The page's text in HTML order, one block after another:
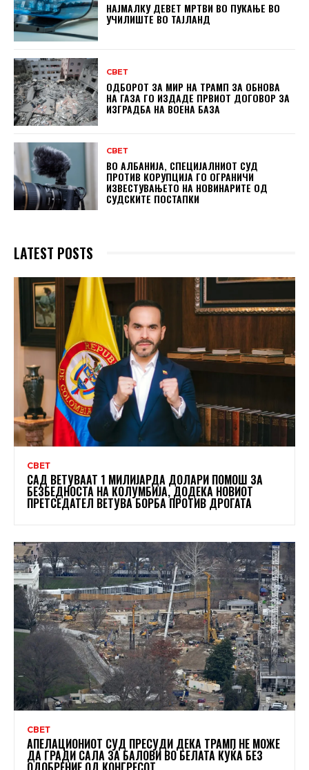
НАЈМАЛКУ ДЕВЕТ МРТВИ ВО ПУКАЊЕ ВО
УЧИЛИШТЕ ВО ТАЈЛАНД
СВЕТ
ОДБОРОТ ЗА МИР НА ТРАМП ЗА ОБНОВА
НА ГАЗА ГО ИЗДАДЕ ПРВИОТ ДОГОВОР ЗА
ИЗГРАДБА НА ВОЕНА БАЗА
СВЕТ
ВО АЛБАНИЈА, СПЕЦИЈАЛНИОТ СУД
ПРОТИВ КОРУПЦИЈА ГО ОГРАНИЧИ
ИЗВЕСТУВАЊЕТО НА НОВИНАРИТЕ ОД
СУДСКИТЕ ПОСТАПКИ
LATEST POSTS
СВЕТ
САД ВЕТУВААТ 1 МИЛИЈАРДА ДОЛАРИ ПОМОШ ЗА
БЕЗБЕДНОСТА НА КОЛУМБИЈА, ДОДЕКА НОВИОТ
ПРЕТСЕДАТЕЛ ВЕТУВА БОРБА ПРОТИВ ДРОГАТА
СВЕТ
АПЕЛАЦИОНИОТ СУД ПРЕСУДИ ДЕКА ТРАМП НЕ МОЖЕ
ДА ГРАДИ САЛА ЗА БАЛОВИ ВО БЕЛАТА КУЌА БЕЗ